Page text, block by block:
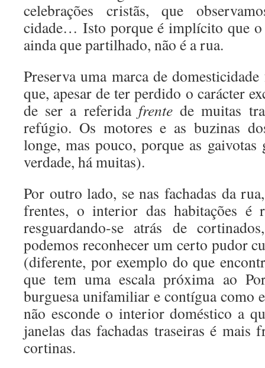
celebrações cristãs, que
cidade… Isto porque é implícito que
ainda que partilhado, não é a rua.
Preserva uma marca de
que, apesar de ter perdido o carácter
de ser a referida frentede muitas
refúgio. Os motores e as buzinas
longe, mas pouco, porque as
verdade, há muitas).
Por outro lado, se nas fachadas da
frentes, o interior das habitações é
resguardando-se atrás de
podemos reconhecer um certo pudor
(diferente, por exemplo do que
que tem uma escala próxima ao
burguesa unifamiliar e contígua como
não esconde o interior doméstico a
janelas das fachadas traseiras é mais
cortinas.